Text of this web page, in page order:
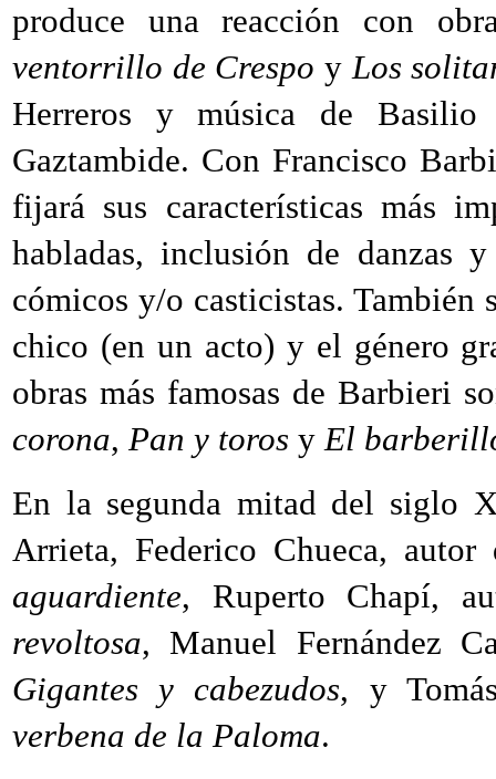
produce una reacción con
ventorrillo de Crespo yLos
Herreros y música de
Gaztambide. Con Francisco
fijará sus características más
habladas, inclusión de danzas
cómicos y/o casticistas. También
chico (en un acto) y el género
obras más famosas de Barbieri
corona, Pan y toros yEl
En la segunda mitad del siglo
Arrieta, Federico Chueca,
aguardiente, Ruperto Chapí,
revoltosa, Manuel Fernández
Gigantes y cabezudos, y
verbena de la Paloma.